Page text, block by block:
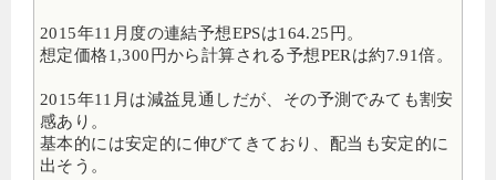
2015年11月度の連結予想EPSは164.25円。
想定価格1,300円から計算される予想PERは約7.91倍。
2015年11月は減益見通しだが、その予測でみても割安
感あり。
基本的には安定的に伸びてきており、配当も安定的に
出そう。